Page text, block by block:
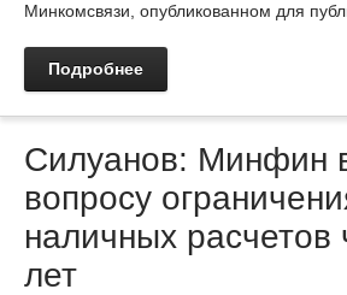
Минкомсвязи, опубликованном для
Подробнее
Силуанов: Минфин
вопросу
наличных расчетов
лет